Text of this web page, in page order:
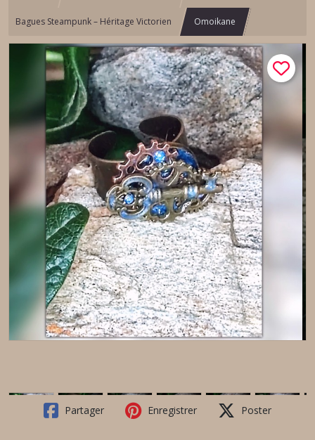
Bagues Steampunk – Héritage Victorien Omoikane
Partager Enregistrer Poster